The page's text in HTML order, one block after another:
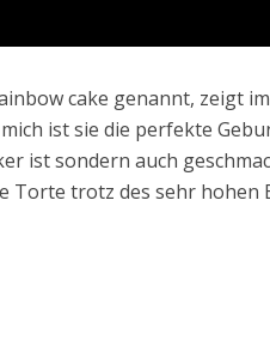
cake genannt, zeigt
ist sie die perfekte
ist sondern auch
Torte trotz des sehr hohen